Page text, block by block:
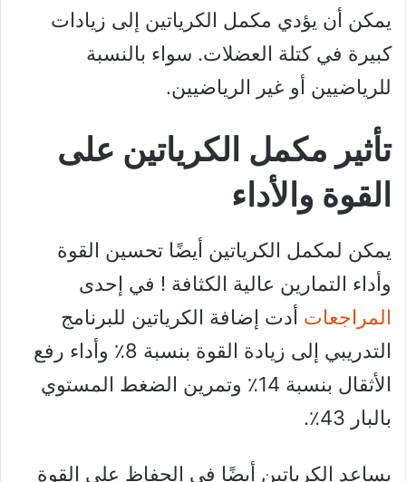
يمكن أن يؤدي مكمل الكرياتين إلى زيادات
كبيرة في كتلة العضلات. سواء بالنسبة
للرياضيين أو غير الرياضيين.
تأثير مكمل الكرياتين على
القوة والأداء
يمكن لمكمل الكرياتين أيضًا تحسين القوة
وأداء التمارين عالية الكثافة ! في إحدى
المراجعات أدت إضافة الكرياتين للبرنامج
التدريبي إلى زيادة القوة بنسبة 8٪ وأداء رفع
الأثقال بنسبة 14٪ وتمرين الضغط المستوي
بالبار 43٪.
يساعد الكرياتين أيضًا في الحفاظ على القوة